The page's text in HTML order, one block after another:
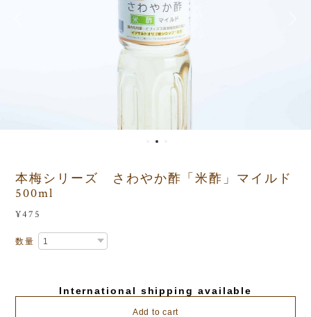
本梅シリーズ さわやか酢「米酢」マイルド
500ml
¥475
数量
International shipping available
Add to cart